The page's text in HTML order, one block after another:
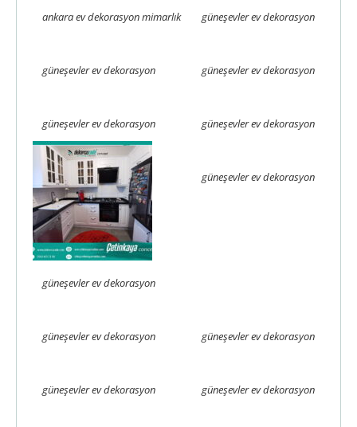
ankara ev dekorasyon mimarlık güneşevler ev dekorasyon
güneşevler ev dekorasyon güneşevler ev dekorasyon
güneşevler ev dekorasyon güneşevler ev dekorasyon
güneşevler ev dekorasyon
güneşevler ev dekorasyon
güneşevler ev dekorasyon güneşevler ev dekorasyon
güneşevler ev dekorasyon güneşevler ev dekorasyon